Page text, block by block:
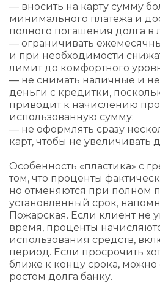
— вносить на карту сумму
минимального платежа и
полного погашения долга в
— ограничивать
и при необходимости
лимит до комфортного
— не снимать наличные и
деньги с кредитки,
приводит к начислению
использованную сумму;
— не оформлять сразу
карт, чтобы не увеличивать
Особенность «пластика» с
том, что проценты
но отменяются при полном
установленный срок,
Пожарская. Если клиент не
время, проценты
использования средств,
период. Если просрочить
ближе к концу срока, можно
ростом долга банку.